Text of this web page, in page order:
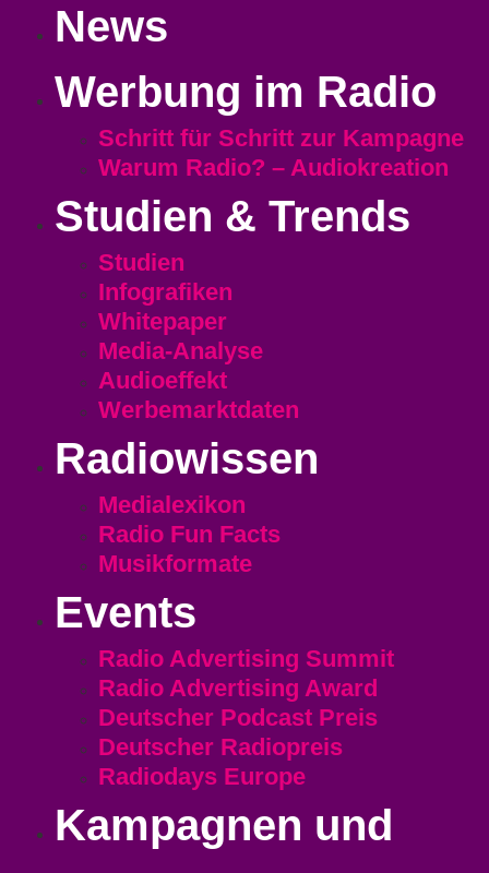
News
Werbung im Radio
Schritt für Schritt zur Kampagne
Warum Radio? – Audiokreation
Studien & Trends
Studien
Infografiken
Whitepaper
Media-Analyse
Audioeffekt
Werbemarktdaten
Radiowissen
Medialexikon
Radio Fun Facts
Musikformate
Events
Radio Advertising Summit
Radio Advertising Award
Deutscher Podcast Preis
Deutscher Radiopreis
Radiodays Europe
Kampagnen und